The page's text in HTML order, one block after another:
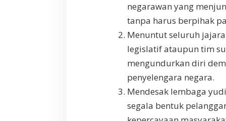
negarawan yang
tanpa harus berpihak
Menuntut seluruh
legislatif ataupun tim
mengundurkan diri
penyelengara negara.
Mendesak lembaga
segala bentuk